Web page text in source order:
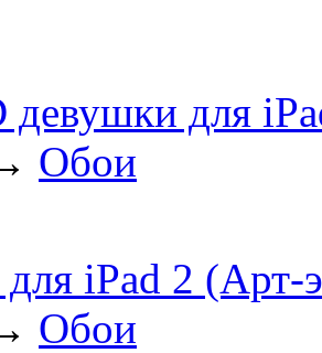
для
Обои
iPad 2
Обои